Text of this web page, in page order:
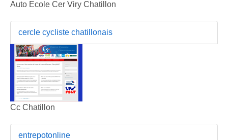
Auto Ecole Cer Viry Chatillon
cercle cycliste chatillonais
Cc Chatillon
entrepotonline